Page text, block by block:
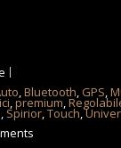
,Bluetooth, GPS,
,premium,
, Spirior,Touch,